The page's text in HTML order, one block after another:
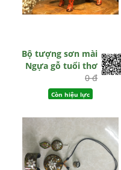
Bộ tượng sơn mài
Ngựa gỗ tuổi thơ
0 đ
Còn hiệu lực